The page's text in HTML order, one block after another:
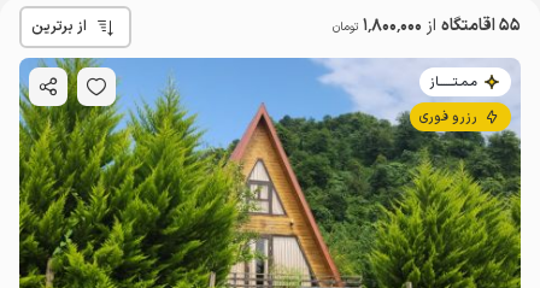
55 اقامتگاه از 1٬800٬000 تومان از برترین
مـمـتــــــاز
رزرو فوری